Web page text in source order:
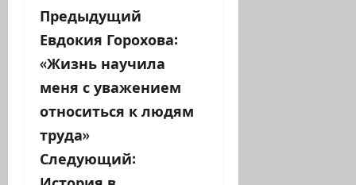
Н
а
в
и
г
Предыдущий
Евдокия Горохова:
«Жизнь научила
меня с уважением
относиться к людям
труда»
Следующий: